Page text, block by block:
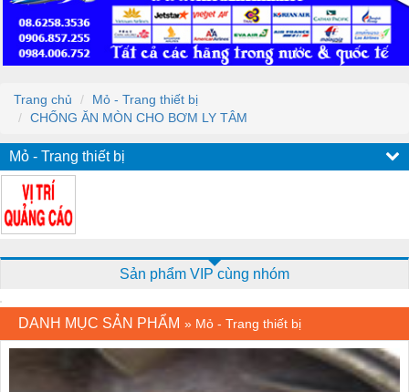
Trang chủ
Mỏ - Trang thiết bị
CHỐNG ĂN MÒN CHO BƠM LY TÂM
Mỏ - Trang thiết bị
Sản phẩm VIP cùng nhóm
DANH MỤC SẢN PHẨM » Mỏ - Trang thiết bị